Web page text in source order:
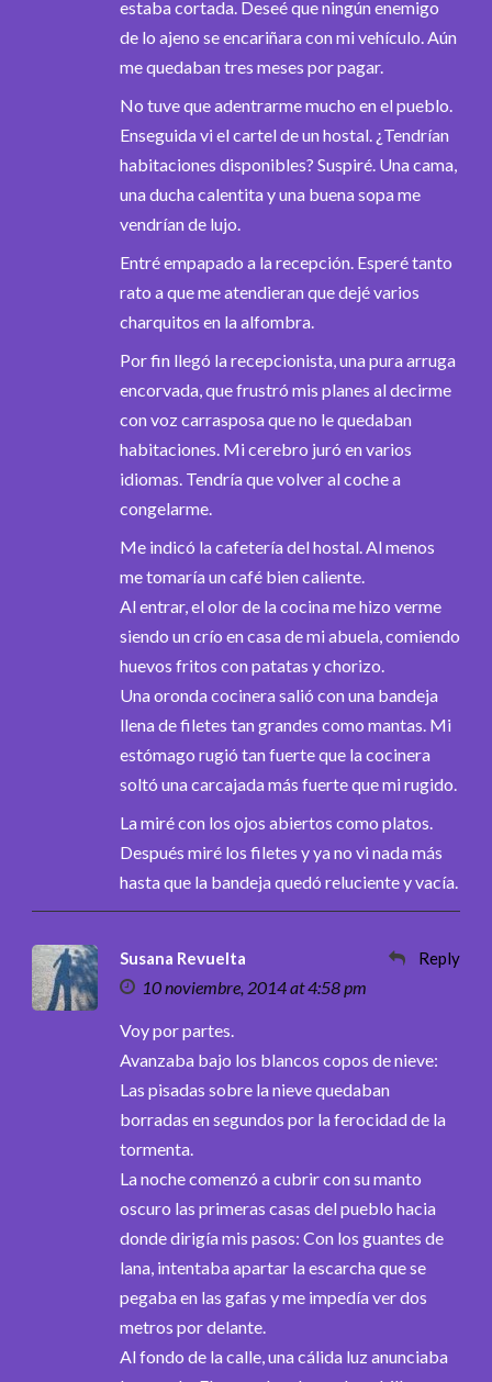
estaba cortada. Deseé que ningún enemigo
de lo ajeno se encariñara con mi vehículo. Aún
me quedaban tres meses por pagar.
No tuve que adentrarme mucho en el pueblo.
Enseguida vi el cartel de un hostal. ¿Tendrían
habitaciones disponibles? Suspiré. Una cama,
una ducha calentita y una buena sopa me
vendrían de lujo.
Entré empapado a la recepción. Esperé tanto
rato a que me atendieran que dejé varios
charquitos en la alfombra.
Por fin llegó la recepcionista, una pura arruga
encorvada, que frustró mis planes al decirme
con voz carrasposa que no le quedaban
habitaciones. Mi cerebro juró en varios
idiomas. Tendría que volver al coche a
congelarme.
Me indicó la cafetería del hostal. Al menos
me tomaría un café bien caliente.
Al entrar, el olor de la cocina me hizo verme
siendo un crío en casa de mi abuela, comiendo
huevos fritos con patatas y chorizo.
Una oronda cocinera salió con una bandeja
llena de filetes tan grandes como mantas. Mi
estómago rugió tan fuerte que la cocinera
soltó una carcajada más fuerte que mi rugido.
La miré con los ojos abiertos como platos.
Después miré los filetes y ya no vi nada más
hasta que la bandeja quedó reluciente y vacía.
Susana Revuelta
10 noviembre, 2014 at 4:58 pm
Reply
Voy por partes.
Avanzaba bajo los blancos copos de nieve:
Las pisadas sobre la nieve quedaban
borradas en segundos por la ferocidad de la
tormenta.
La noche comenzó a cubrir con su manto
oscuro las primeras casas del pueblo hacia
donde dirigía mis pasos: Con los guantes de
lana, intentaba apartar la escarcha que se
pegaba en las gafas y me impedía ver dos
metros por delante.
Al fondo de la calle, una cálida luz anunciaba